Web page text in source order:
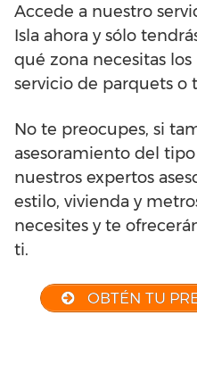
Accede a nuestro
Isla ahora y sólo
qué zona necesitas
servicio de parquets o
No te preocupes, si
asesoramiento del
nuestros expertos
estilo, vivienda y
necesites y te
ti.
OBTÉN TU